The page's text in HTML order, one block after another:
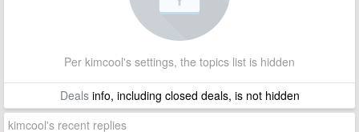
Per kimcool's settings, the topics list is hidden
Dealsinfo, including closed deals, is not hidden
kimcool's recent replies